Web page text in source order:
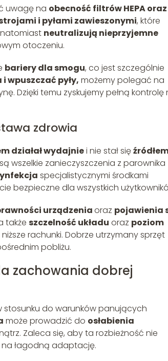
uwagę na obecność filtrów HEPA oraz
i pyłami zawieszonymi, które
natomiast neutralizują nieprzyjemne
otoczeniu.
bariery dla smogu, co jest szczególnie
wpuszczać pyły, możemy polegać na
Dzięki temu zyskujemy pełną kontrolę
zdrowia
działał wydajniei nie stał się
wszelkie zanieczyszczenia z parownika
specjalistycznymi środkami
bezpieczne dla wszystkich
urządzeniaoraz pojawienia
także szczelność układu oraz poziom
rachunki. Dobrze utrzymany sprzęt
pobliżu.
zachowania dobrej
stosunku do warunków panujących
może prowadzić do osłabienia
Zaleca się, aby ta rozbieżność nie
na łagodną adaptację.